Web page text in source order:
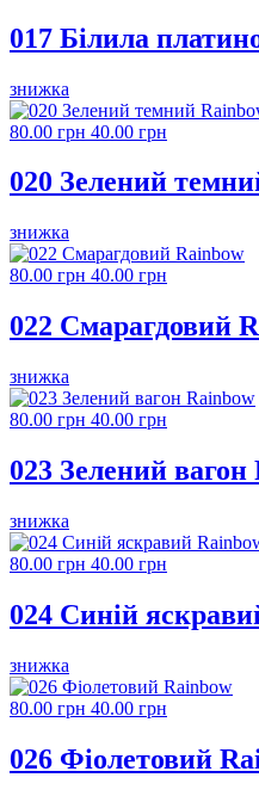
017 Білила
знижка
80.00 грн 40.00 грн
020 Зелений
знижка
80.00 грн 40.00 грн
022 Смарагдовий
знижка
80.00 грн 40.00 грн
023 Зелений вагон
знижка
80.00 грн 40.00 грн
024 Синій
знижка
80.00 грн 40.00 грн
026 Фіолетовий